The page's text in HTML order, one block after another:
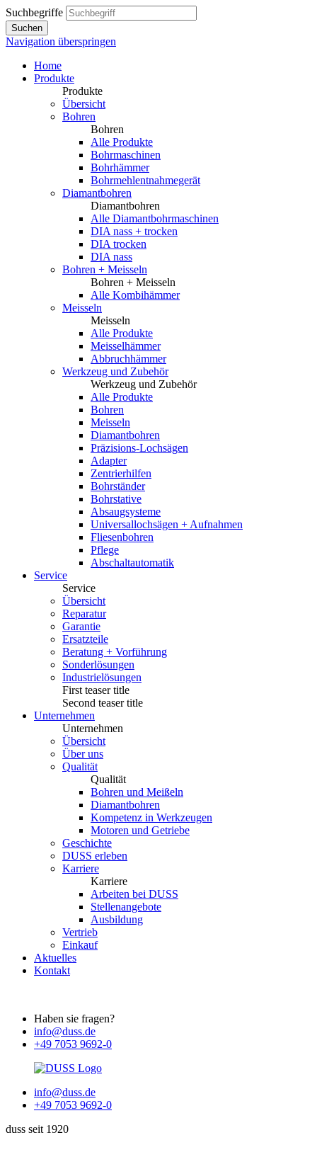
Suchbegriffe
Suchen
Navigation überspringen
Home
Produkte
Produkte
Übersicht
Bohren
Bohren
Alle Produkte
Bohrmaschinen
Bohrhämmer
Bohrmehlentnahmegerät
Diamantbohren
Diamantbohren
Alle Diamantbohrmaschinen
DIA nass + trocken
DIA trocken
DIA nass
Bohren + Meisseln
Bohren + Meisseln
Alle Kombihämmer
Meisseln
Meisseln
Alle Produkte
Meisselhämmer
Abbruchhämmer
Werkzeug und Zubehör
Werkzeug und Zubehör
Alle Produkte
Bohren
Meisseln
Diamantbohren
Präzisions-Lochsägen
Adapter
Zentrierhilfen
Bohrständer
Bohrstative
Absaugsysteme
Universallochsägen + Aufnahmen
Fliesenbohren
Pflege
Abschaltautomatik
Service
Service
Übersicht
Reparatur
Garantie
Ersatzteile
Beratung + Vorführung
Sonderlösungen
Industrielösungen
First teaser title
Second teaser title
Unternehmen
Unternehmen
Übersicht
Über uns
Qualität
Qualität
Bohren und Meißeln
Diamantbohren
Kompetenz in Werkzeugen
Motoren und Getriebe
Geschichte
DUSS erleben
Karriere
Karriere
Arbeiten bei DUSS
Stellenangebote
Ausbildung
Vertrieb
Einkauf
Aktuelles
Kontakt
Haben sie fragen?
info@duss.de
+49 7053 9692-0
info@duss.de
+49 7053 9692-0
duss seit 1920